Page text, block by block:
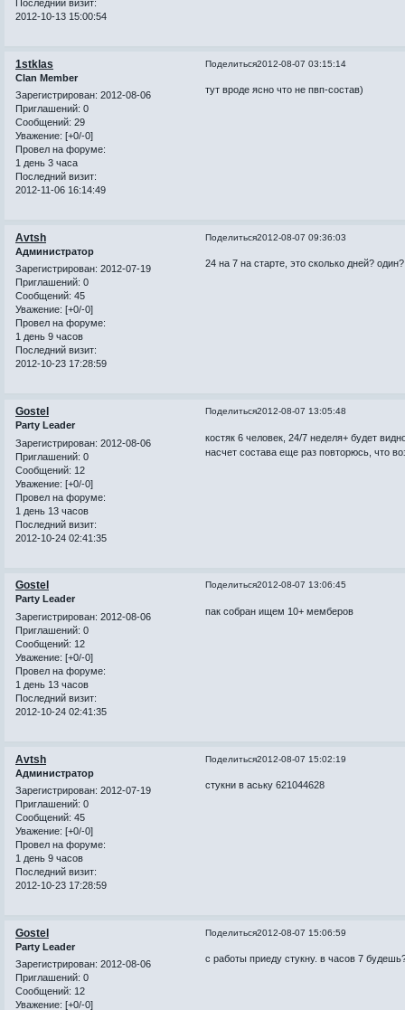
Последний визит:
2012-10-13 15:00:54
Поделиться2012-08-07 03:15:14
1stklas
Clan Member
Зарегистрирован: 2012-08-06
Приглашений: 0
Сообщений: 29
Уважение: [+0/-0]
Провел на форуме:
1 день 3 часа
Последний визит:
2012-11-06 16:14:49
тут вроде ясно что не пвп-состав)
Поделиться2012-08-07 09:36:03
Avtsh
Администратор
Зарегистрирован: 2012-07-19
Приглашений: 0
Сообщений: 45
Уважение: [+0/-0]
Провел на форуме:
1 день 9 часов
Последний визит:
2012-10-23 17:28:59
24 на 7 на старте, это сколько дней? один?
Поделиться2012-08-07 13:05:48
Gostel
Party Leader
Зарегистрирован: 2012-08-06
Приглашений: 0
Сообщений: 12
Уважение: [+0/-0]
Провел на форуме:
1 день 13 часов
Последний визит:
2012-10-24 02:41:35
костяк 6 человек, 24/7 неделя+ будет
насчет состава еще раз повторюсь, что
Поделиться2012-08-07 13:06:45
Gostel
Party Leader
Зарегистрирован: 2012-08-06
Приглашений: 0
Сообщений: 12
Уважение: [+0/-0]
Провел на форуме:
1 день 13 часов
Последний визит:
2012-10-24 02:41:35
пак собран ищем 10+ мемберов
Поделиться2012-08-07 15:02:19
Avtsh
Администратор
Зарегистрирован: 2012-07-19
Приглашений: 0
Сообщений: 45
Уважение: [+0/-0]
Провел на форуме:
1 день 9 часов
Последний визит:
2012-10-23 17:28:59
стукни в аську 621044628
Поделиться2012-08-07 15:06:59
Gostel
Party Leader
Зарегистрирован: 2012-08-06
Приглашений: 0
Сообщений: 12
Уважение: [+0/-0]
с работы приеду стукну. в часов 7